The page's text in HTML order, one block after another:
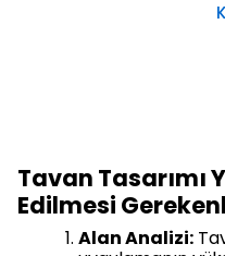
Tavan Tasarımı
Edilmesi
Alan Analizi: